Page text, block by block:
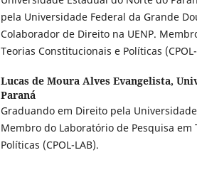
pela Universidade Federal da Grande
Colaborador de Direito na UENP.
Teorias Constitucionais e Políticas
Lucas de Moura Alves Evangelista,
Paraná
Graduando em Direito pela
Membro do Laboratório de Pesquisa em
Políticas (CPOL-LAB).